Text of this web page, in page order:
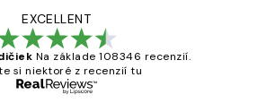
EXCELLENT
Na základe 108346 recenzií.
si niektoré z recenzií tu